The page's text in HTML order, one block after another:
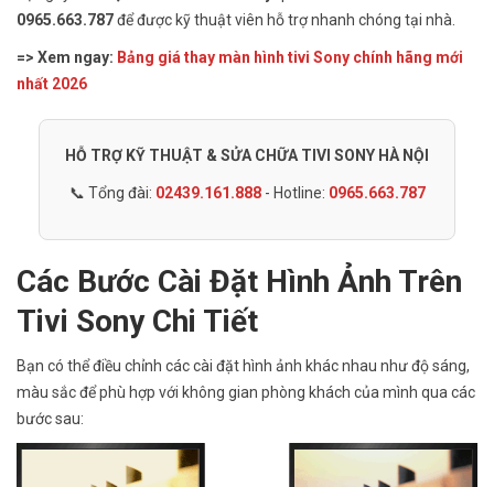
0965.663.787để được kỹ thuật viên hỗ trợ nhanh chóng tại nhà.
=> Xem ngay: Bảng giá thay màn hình tivi Sony chính hãng mới
nhất 2026
HỖ TRỢ KỸ THUẬT & SỬA CHỮA TIVI SONY HÀ NỘI
📞 Tổng đài: 02439.161.888- Hotline: 0965.663.787
Các Bước Cài Đặt Hình Ảnh Trên
Tivi Sony Chi Tiết
Bạn có thể điều chỉnh các cài đặt hình ảnh khác nhau như độ sáng,
màu sắc để phù hợp với không gian phòng khách của mình qua các
bước sau: